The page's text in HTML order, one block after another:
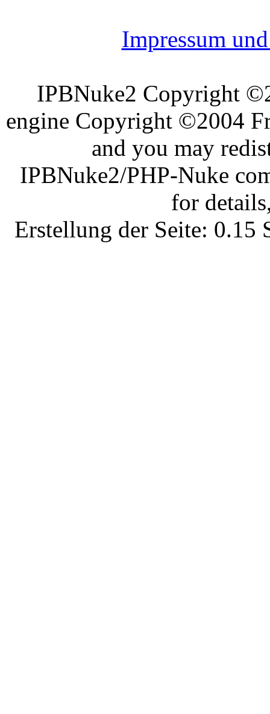
Impressum
IPBNuke2 Copyright
engine Copyright ©2004
and you may
IPBNuke2/PHP-Nuke
for
Erstellung der Seite: 0.15